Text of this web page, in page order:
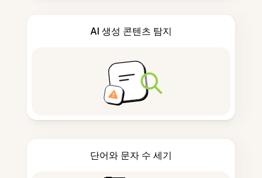
AI 생성 콘텐츠 탐지
단어와 문자 수 세기